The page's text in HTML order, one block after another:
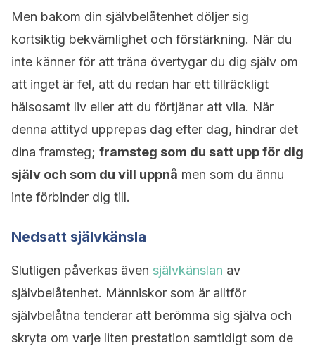
Men bakom din självbelåtenhet döljer sig
kortsiktig bekvämlighet och förstärkning. När du
inte känner för att träna övertygar du dig själv om
att inget är fel, att du redan har ett tillräckligt
hälsosamt liv eller att du förtjänar att vila. När
denna attityd upprepas dag efter dag, hindrar det
dina framsteg; framsteg som du satt upp för dig
själv och som du vill uppnå men som du ännu
inte förbinder dig till.
Nedsatt självkänsla
Slutligen påverkas även självkänslan av
självbelåtenhet. Människor som är alltför
självbelåtna tenderar att berömma sig själva och
skryta om varje liten prestation samtidigt som de